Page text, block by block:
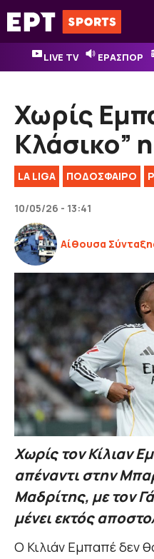
Μετάβαση
σε
περιεχόμενο
LIVE TV ΕΡΑΣΠΟΡ
Χωρίς
Κλάσικο”
LA LIGA ΠΟΔΟΣΦΑΙΡΟ
10/05/26 - 13:41
Αίθουσα
Χωρίς τον Κίλιαν
απέναντι στην
Μαδρίτης, με τον
μένει εκτός
Ο Κιλιάν Εμπαπέ δεν